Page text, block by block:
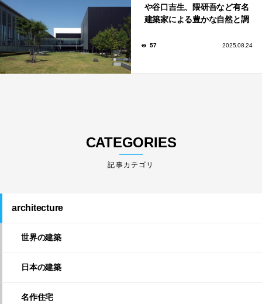
や谷口吉生、隈研吾など有名
建築家による豊かな自然と調
57 2025.08.24
CATEGORIES
architecture
世界の建築
日本の建築
名作住宅